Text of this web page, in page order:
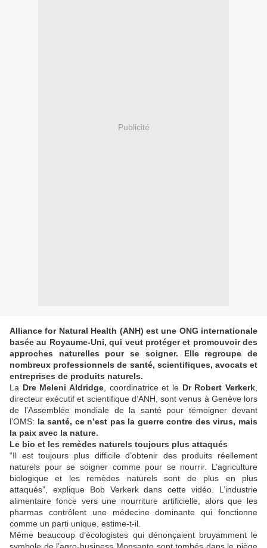
Publicité
Alliance for Natural Health (ANH) est une ONG internationale
basée au Royaume-Uni, qui veut protéger et promouvoir des
approches naturelles pour se soigner. Elle regroupe de
nombreux professionnels de santé, scientifiques, avocats et
entreprises de produits naturels.
La Dre Meleni Aldridge , coordinatrice et le Dr Robert Verkerk
directeur exécutif et scientifique d’ANH, sont venus à Genève lors
de l’Assemblée mondiale de la santé pour témoigner devant
l’OMS: la santé, ce n’est pas la guerre contre des virus, mais
la paix avec la nature.
Le bio et les remèdes naturels toujours plus attaqués
“Il est toujours plus difficile d’obtenir des produits réellement
naturels pour se soigner comme pour se nourrir. L’agriculture
biologique et les remèdes naturels sont de plus en plus
attaqués”, explique Bob Verkerk dans cette vidéo. L’industrie
alimentaire fonce vers une nourriture artificielle, alors que les
pharmas contrôlent une médecine dominante qui fonctionne
comme un parti unique, estime-t-il.
Même beaucoup d’écologistes qui dénonçaient bruyamment le